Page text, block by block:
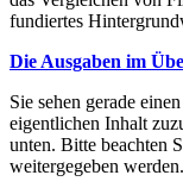
fundiertes
Die Ausgaben im
Sie sehen gerade
eigentlichen Inhalt
unten. Bitte beachten
weitergegeben werden.